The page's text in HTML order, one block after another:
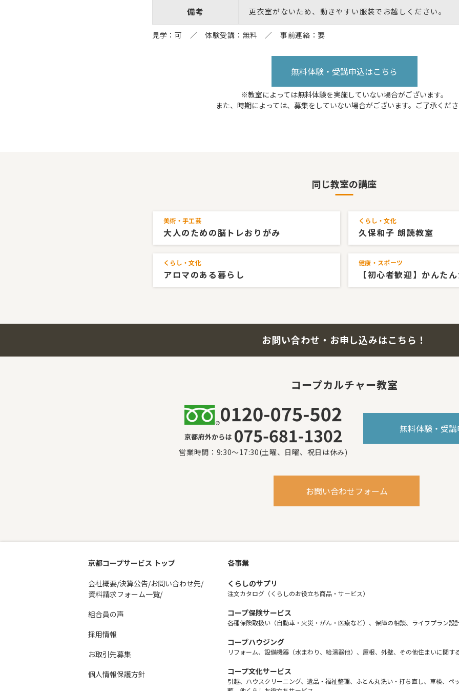
備考 更衣室がないため、動きやすい服装でお越しください。
見学：可 ／ 体験受講：無料 ／ 事前連絡：要
無料体験・受講申込はこちら
※教室によっては無料体験を実施していない場合がございます。
また、時期によっては、募集をしていない場合がございます。ご了承くだ
同じ教室の講座
美術・手工芸
大人のための脳トレおりがみ
くらし・文化
久保和子 朗読教室
くらし・文化
アロマのある暮らし
健康・スポーツ
【初心者歓迎】かんた
お問い合わせ・お申し込みはこちら！
コープカルチャー教室
営業時間：9:30～17:30(土曜、日曜、祝日は休み)
無料体験・受
お問い合わせフォーム
京都コープサービス トップ
会社概要/決算公告/お問い合わせ先/
資料請求フォーム一覧/
組合員の声
採用情報
お取引先募集
個人情報保護方針
各事業
くらしのサプリ
注文カタログ（くらしのお役立ち商品・サービス）
コープ保険サービス
各種保険取扱い（自動車・火災・がん・医療など）、保障の相談、ライフプラン設
コープハウジング
リフォーム、設備機器（水まわり、給湯器他）、屋根、外壁、その他住まいに関す
コープ文化サービス
引越、ハウスクリーニング、遺品・福祉整理、ふとん丸洗い・打ち直し、車検、ペ